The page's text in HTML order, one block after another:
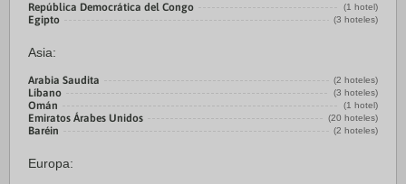
República Democrática del Congo (1 hotel)
Egipto (3 hoteles)
Asia:
Arabia Saudita (2 hoteles)
Líbano (3 hoteles)
Omán (1 hotel)
Emiratos Árabes Unidos (20 hoteles)
Baréin (2 hoteles)
Europa: